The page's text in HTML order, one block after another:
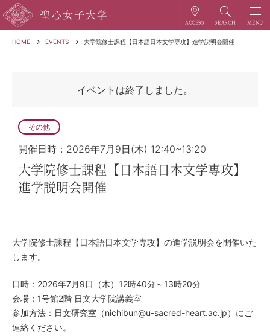
HOME EVENTS 大学院修士課程【日本語日本文学専攻】進学説明会開催
イベントは終了しました。
その他
開催日時：2026年7月9日(木) 12:40~13:20
大学院修士課程【日本語日本文学専攻】
進学説明会開催
大学院修士課程【日本語日本文学専攻】の進学説明会を開催いた
します。
日時：2026年7月9日（木）12時40分～13時20分
会場：1号館2階 日文大学院講義室
参加方法：日文研究室（nichibun@u-sacred-heart.ac.jp）にご
連絡ください。